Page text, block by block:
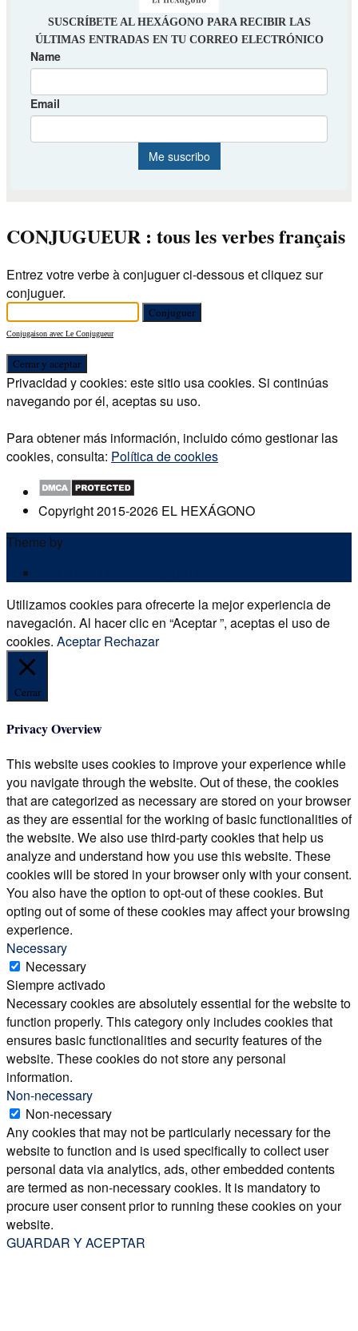
CONJUGUEUR : tous les verbes français
Entrez votre verbe à conjuguer ci-dessous et cliquez sur
conjuguer.
Conjugaison avec Le Conjugueur
Privacidad y cookies: este sitio usa cookies. Si continúas
navegando por él, aceptas su uso.
Para obtener más información, incluido cómo gestionar las
cookies, consulta: Política de cookies
Copyright 2015-2026 EL HEXÁGONO
Theme by
Utilizamos cookies para ofrecerte la mejor experiencia de
navegación. Al hacer clic en “Aceptar ”, aceptas el uso de
cookies. Aceptar Rechazar
Cerrar
Privacy Overview
This website uses cookies to improve your experience while
you navigate through the website. Out of these, the cookies
that are categorized as necessary are stored on your browser
as they are essential for the working of basic functionalities of
the website. We also use third-party cookies that help us
analyze and understand how you use this website. These
cookies will be stored in your browser only with your consent.
You also have the option to opt-out of these cookies. But
opting out of some of these cookies may affect your browsing
experience.
Necessary
Necessary
Siempre activado
Necessary cookies are absolutely essential for the website to
function properly. This category only includes cookies that
ensures basic functionalities and security features of the
website. These cookies do not store any personal
information.
Non-necessary
Non-necessary
Any cookies that may not be particularly necessary for the
website to function and is used specifically to collect user
personal data via analytics, ads, other embedded contents
are termed as non-necessary cookies. It is mandatory to
procure user consent prior to running these cookies on your
website.
GUARDAR Y ACEPTAR